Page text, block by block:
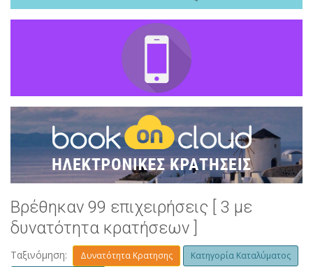
Βρέθηκαν 99 επιχειρήσεις [ 3 με
δυνατότητα κρατήσεων ]
Ταξινόμηση: Δυνατότητα Κρατησης
Κατηγορία Καταλύματος